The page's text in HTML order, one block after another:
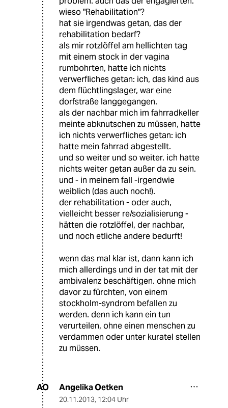
wieso "Rehabilitation"?
hat sie irgendwas getan, das der
rehabilitation bedarf?
als mir rotzlöffel am hellichten tag
mit einem stock in der vagina
rumbohrten, hatte ich nichts
verwerfliches getan: ich, das kind aus
dem flüchtlingslager, war eine
dorfstraße langgegangen.
als der nachbar mich im fahrradkeller
meinte abknutschen zu müssen, hatte
ich nichts verwerfliches getan: ich
hatte mein fahrrad abgestellt.
und so weiter und so weiter. ich hatte
nichts weiter getan außer da zu sein.
und - in meinem fall -irgendwie
weiblich (das auch noch!).
der rehabilitation - oder auch,
vielleicht besser re/sozialisierung -
hätten die rotzlöffel, der nachbar,
und noch etliche andere bedurft!
wenn das mal klar ist, dann kann ich
mich allerdings und in der tat mit der
ambivalenz beschäftigen. ohne mich
davor zu fürchten, von einem
stockholm-syndrom befallen zu
werden. denn ich kann ein tun
verurteilen, ohne einen menschen zu
verdammen oder unter kuratel stellen
zu müssen.
AO Angelika Oetken
20.11.2013, 12:04 Uhr